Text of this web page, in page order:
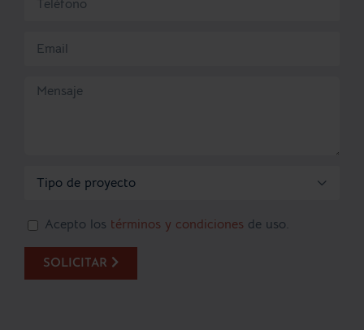

Acepto los términos y condiciones de uso.
SOLICITAR